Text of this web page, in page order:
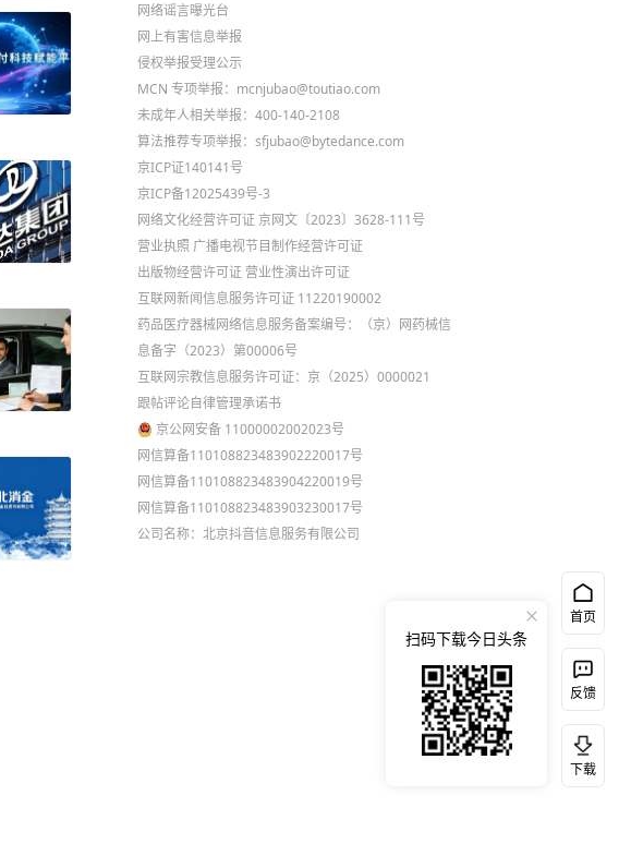
网络谣言曝光台
网上有害信息举报
侵权举报受理公示
MCN 专项举报：mcnjubao@toutiao.com
未成年人相关举报：400-140-2108
算法推荐专项举报：sfjubao@bytedance.com
京ICP证140141号
京ICP备12025439号-3
网络文化经营许可证 京网文〔2023〕3628-111号
营业执照 广播电视节目制作经营许可证
出版物经营许可证 营业性演出许可证
互联网新闻信息服务许可证 11220190002
药品医疗器械网络信息服务备案编号：（京）网药械信
息备字（2023）第00006号
互联网宗教信息服务许可证：京（2025）0000021
跟帖评论自律管理承诺书
京公网安备 11000002002023号
网信算备110108823483902220017号
网信算备110108823483904220019号
网信算备110108823483903230017号
公司名称：北京抖音信息服务有限公司
首页
反馈
下载
扫码下载今日头条